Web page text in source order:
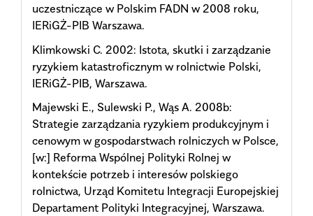
uczestniczące w Polskim FADN w 2008 roku,
IERiGŻ-PIB Warszawa.
Klimkowski C. 2002: Istota, skutki i zarządzanie
ryzykiem katastroficznym w rolnictwie Polski,
IERiGŻ-PIB, Warszawa.
Majewski E., Sulewski P., Wąs A. 2008b:
Strategie zarządzania ryzykiem produkcyjnym i
cenowym w gospodarstwach rolniczych w Polsce,
[w:] Reforma Wspólnej Polityki Rolnej w
kontekście potrzeb i interesów polskiego
rolnictwa, Urząd Komitetu Integracji Europejskiej
Departament Polityki Integracyjnej, Warszawa.